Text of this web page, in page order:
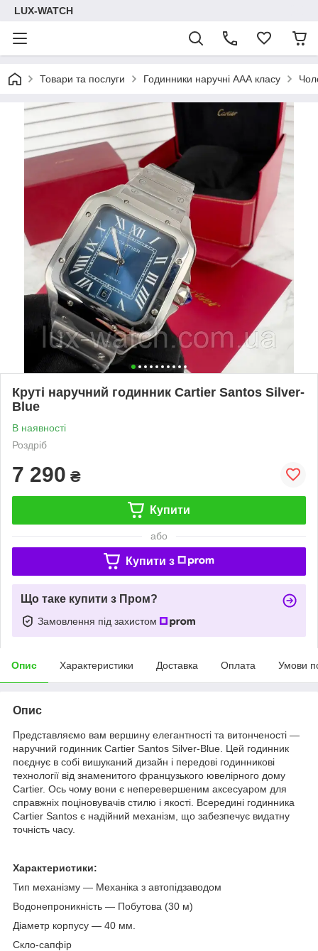
LUX-WATCH
Товари та послуги Годинники наручні ААА класу
Круті наручний годинник Cartier Santos Silver-
Blue
В наявності
Роздріб
7 290 ₴
Купити
або
Купити з
Що таке купити з Пром?
Замовлення під захистом
Опис Характеристики Доставка Оплата Умови
Опис
Представляємо вам вершину елегантності та витонченості —
наручний годинник Cartier Santos Silver-Blue. Цей годинник
поєднує в собі вишуканий дизайн і передові годинникові
технології від знаменитого французького ювелірного дому
Cartier. Ось чому вони є неперевершеним аксесуаром для
справжніх поціновувачів стилю і якості. Всередині годинника
Cartier Santos є надійний механізм, що забезпечує видатну
точність часу.
Характеристики:
Тип механізму — Механіка з автопідзаводом
Водонепроникність — Побутова (30 м)
Діаметр корпусу — 40 мм.
Скло-сапфір